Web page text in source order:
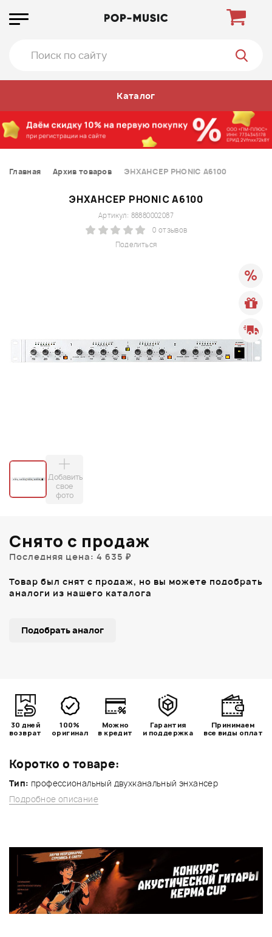
Каталог
Главная Архив товаров ЭНХАНСЕР PHONIC A6100
ЭНХАНСЕР PHONIC A6100
Поделиться
Артикул: 88880002087
0 отзывов
Добавить
свое
фото
Коротко о товаре:
Тип: профессиональный двухканальный энхансер
Подробное описание
Снято с продаж
Последняя цена: 4 635 ₽
Товар был снят с продаж, но вы можете подобрать
аналоги из нашего каталога
Подобрать аналог
30 дней
возврат
100%
оригинал
Можно
в кредит
Гарантия
и поддержка
Принимаем
все виды оплат